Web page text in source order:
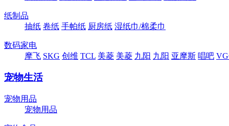
纸制品
抽纸 卷纸 手帕纸 厨房纸 湿纸巾/棉柔巾
数码家电
摩飞 SKG 创维 TCL 美菱 美菱 九阳 九阳 亚摩斯 唱吧
宠物生活
宠物用品
宠物用品